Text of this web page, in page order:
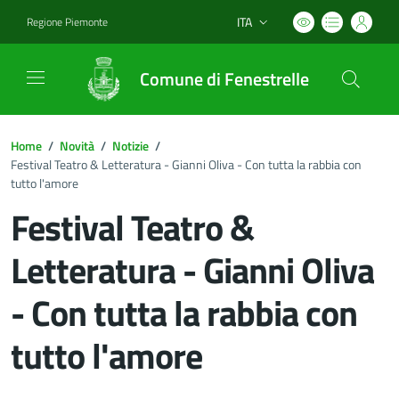
Regione Piemonte Lingua attiva:
ITA
Comune di Fenestrelle
Home / Novità / Notizie /
Festival Teatro & Letteratura - Gianni Oliva - Con tutta la rabbia con
tutto l'amore
Festival Teatro &
Letteratura - Gianni Oliva
- Con tutta la rabbia con
tutto l'amore